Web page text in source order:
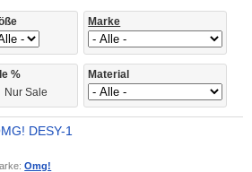
Marke
%
Nur Sale
Material
DESY-1
Omg!